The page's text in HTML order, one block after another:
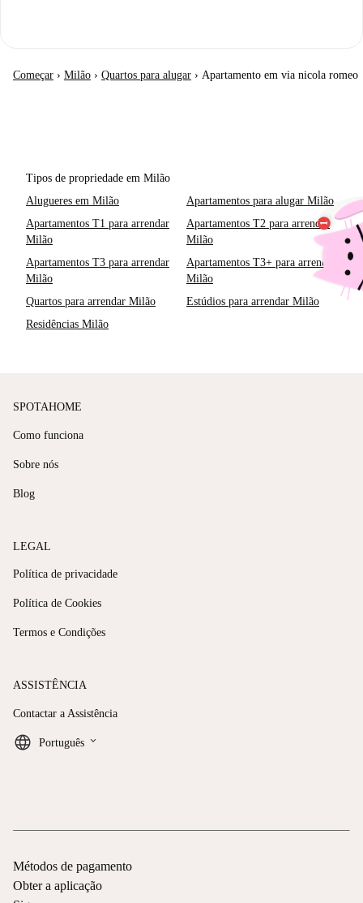
Começar › Milão › Quartos para alugar › Apartamento em via nicola romeo
Tipos de propriedade em Milão
Alugueres em Milão
Apartamentos para alugar Milão
Apartamentos T1 para arrendar
Milão
Apartamentos T2 para arrendar
Milão
Apartamentos T3 para arrendar
Milão
Apartamentos T3+ para arrendar
Milão
Quartos para arrendar Milão
Estúdios para arrendar Milão
Residências Milão
SPOTAHOME
Como funciona
Sobre nós
Blog
LEGAL
Política de privacidade
Política de Cookies
Termos e Condições
ASSISTÊNCIA
Contactar a Assistência
Português keyboard_arrow_down
Métodos de pagamento
Obter a aplicação